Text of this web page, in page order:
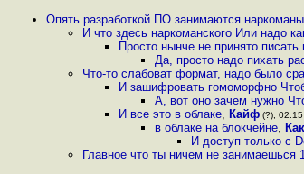
Опять разработкой ПО занимаются наркоманы
И что здесь наркоманского Или надо
Просто нынче не принято
Да, просто надо пихать
Что-то слабоват формат, надо было
И зашифровать гомоморфно
А, вот оно зачем нужно
И все это в облаке, Кайф (?),
в облаке на блокчейне,
И доступ только с
Главное что ты ничем не занимаешься